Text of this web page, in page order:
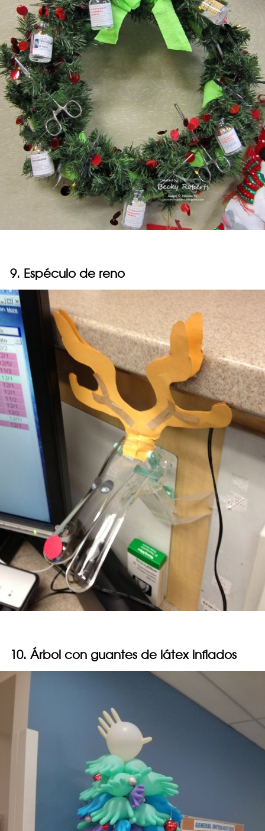
9. Espéculo de reno
10. Árbol con guantes de látex inflados